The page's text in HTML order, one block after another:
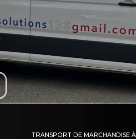
TRANSPORT DE MARCHANDISE